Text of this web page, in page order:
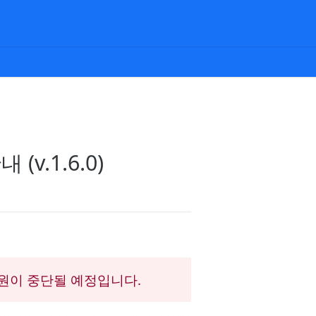
(v.1.6.0)
이 중단될 예정입니다.